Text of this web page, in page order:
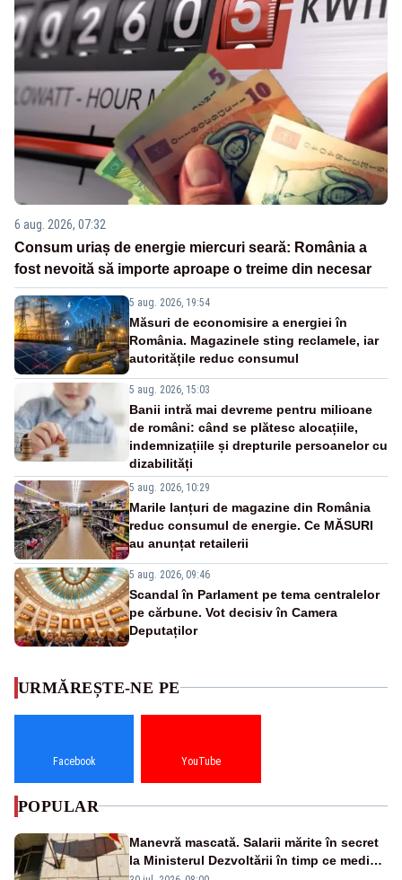
6 aug. 2026, 07:32
Consum uriaș de energie miercuri seară: România a
fost nevoită să importe aproape o treime din necesar
5 aug. 2026, 19:54
Măsuri de economisire a energiei în
România. Magazinele sting reclamele, iar
autoritățile reduc consumul
5 aug. 2026, 15:03
Banii intră mai devreme pentru milioane
de români: când se plătesc alocațiile,
indemnizațiile și drepturile persoanelor cu
dizabilități
5 aug. 2026, 10:29
Marile lanțuri de magazine din România
reduc consumul de energie. Ce MĂSURI
au anunțat retailerii
5 aug. 2026, 09:46
Scandal în Parlament pe tema centralelor
pe cărbune. Vot decisiv în Camera
Deputaților
URMĂREȘTE-NE PE
Facebook YouTube
POPULAR
Manevră mascată. Salarii mărite în secret
la Ministerul Dezvoltării în timp ce medicii